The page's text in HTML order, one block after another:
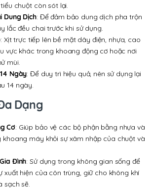
chuột còn sót lại.
Dung Dịch: Để đảm bảo dung dịch pha trộn
lắc đều chai trước khi sử dụng.
: Xịt trực tiếp lên bề mặt dây điện, nhựa, cao
vực khác trong khoang động cơ hoặc nơi
mùi.
Ngày: Để duy trì hiệu quả, nên sử dụng lại
14 ngày.
Dạng
Cơ: Giúp bảo vệ các bộ phận bằng nhựa và
khoang máy khỏi sự xâm nhập của chuột và
Đình: Sử dụng trong không gian sống để
xuất hiện của côn trùng, giữ cho không khí
sạch sẽ.